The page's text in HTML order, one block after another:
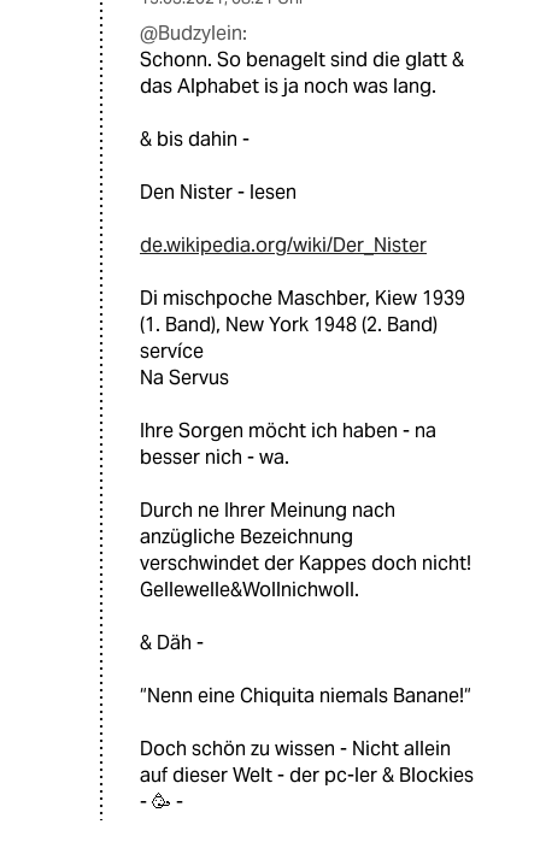
@Budzylein:
Schonn. So benagelt sind die glatt &
das Alphabet is ja noch was lang.
& bis dahin -
Den Nister - lesen
de.wikipedia.org/wiki/Der_Nister
Di mischpoche Maschber, Kiew 1939
(1. Band), New York 1948 (2. Band)
servíce
Na Servus
Ihre Sorgen möcht ich haben - na
besser nich - wa.
Durch ne Ihrer Meinung nach
anzügliche Bezeichnung
verschwindet der Kappes doch nicht!
Gellewelle&Wollnichwoll.
& Däh -
“Nenn eine Chiquita niemals Banane!“
Doch schön zu wissen - Nicht allein
auf dieser Welt - der pc-ler & Blockies
- 🥳 -